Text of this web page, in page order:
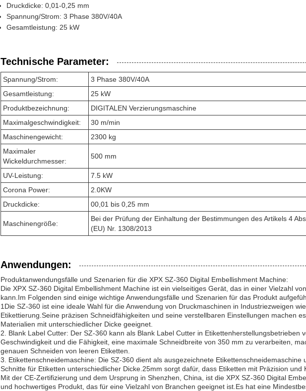
Druckdicke: 0,01-0,25 mm
Spannung/Strom: 3 Phase 380V/40A
Gesamtleistung: 25 kW
Technische Parameter:
Spannung/Strom:
3 Phase 380V/40A
Gesamtleistung:
25 kW
Produktbezeichnung:
DIGITALEN Verzierungsmaschine
Maximalgeschwindigkeit:
30 m/min
Maschinengewicht:
2300 kg
Maximaler
Wickeldurchmesser:
500 mm
UV-Leistung:
7.5 kW
Corona Power:
2.0KW
Druckdicke:
00,01 bis 0,25 mm
Maschinengröße:
Bei der Prüfung der Einhaltung der Bestimmungen des Artikels 4
(EU) Nr. 1308/2013
Anwendungen:
Produktanwendungsfälle und Szenarien für die XPX SZ-360 Digital Embellishment Machine:
Die XPX SZ-360 Digital Embellishment Machine ist ein vielseitiges Gerät, das in einer Vielzahl
kann.Im Folgenden sind einige wichtige Anwendungsfälle und Szenarien für das Produkt
1Die SZ-360 ist eine ideale Wahl für die Anwendung von Druckmaschinen in Industriezweigen
Etikettierung.Seine präzisen Schneidfähigkeiten und seine verstellbaren Einstellungen machen
Materialien mit unterschiedlicher Dicke geeignet.
2. Blank Label Cutter: Der SZ-360 kann als Blank Label Cutter in Etikettenherstellungsbetrieben
Geschwindigkeit und die Fähigkeit, eine maximale Schneidbreite von 350 mm zu verarbeiten,
genauen Schneiden von leeren Etiketten.
3. Etikettenschneidemaschine: Die SZ-360 dient als ausgezeichnete Etikettenschneidemaschine
Schnitte für Etiketten unterschiedlicher Dicke.25mm sorgt dafür, dass Etiketten mit Präzision und
Mit der CE-Zertifizierung und dem Ursprung in Shenzhen, China, ist die XPX SZ-360 Digital
und hochwertiges Produkt, das für eine Vielzahl von Branchen geeignet ist.Es hat eine